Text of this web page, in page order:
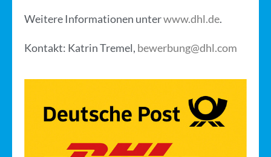
Weitere Informationen unterwww.dhl.de.
Kontakt: Katrin Tremel, bewerbung@dhl.com